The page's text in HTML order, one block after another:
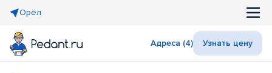
Орёл
Адреса (4) Узнать цену